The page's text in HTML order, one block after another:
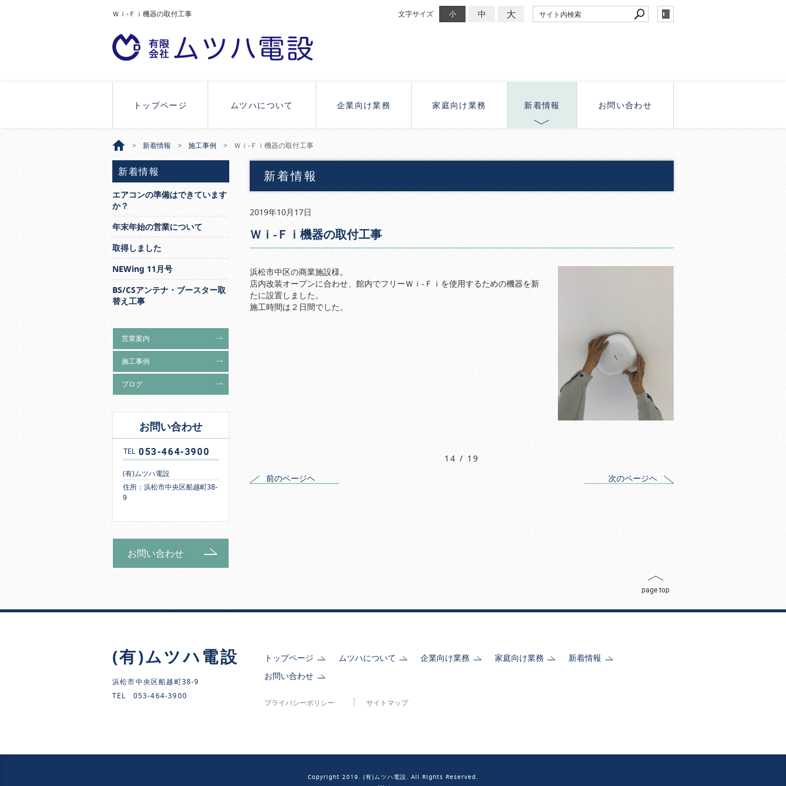
Ｗｉ-Ｆｉ機器の取付工事 文字サイズ 小 中 大
トップページ ムツハについて 企業向け業務 家庭向け業務 新着情報 お問い合わせ
新着情報 施工事例 Ｗｉ-Ｆｉ機器の取付工事
新着情報
2019年10月17日
Ｗｉ-Ｆｉ機器の取付工事
浜松市中区の商業施設様。
店内改装オープンに合わせ、館内でフリーＷｉ-Ｆｉを使用するための機器を新
たに設置しました。
施工時間は２日間でした。
14 / 19
前のページヘ
次のページヘ
新着情報
エアコンの準備はできています
か？
年末年始の営業について
取得しました
NEWing 11月号
BS/CSアンテナ・ブースター取
替え工事
営業案内
施工事例
ブログ
お問い合わせ
TEL 053-464-3900
(有)ムツハ電設
住所：浜松市中央区船越町38-
9
お問い合わせ
page top
(有)ムツハ電設
浜松市中央区船越町38-9
TEL
053-464-3900
トップページ ムツハについて 企業向け業務 家庭向け業務
新着情報
お問い合わせ
プライバシーポリシー サイトマップ
Copyright 2019. (有)ムツハ電設. All Rights Reserved.